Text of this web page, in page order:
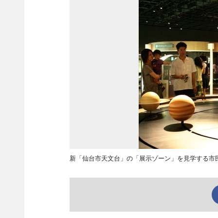
新「仙台市天文台」の「展示ゾーン」を見学する市